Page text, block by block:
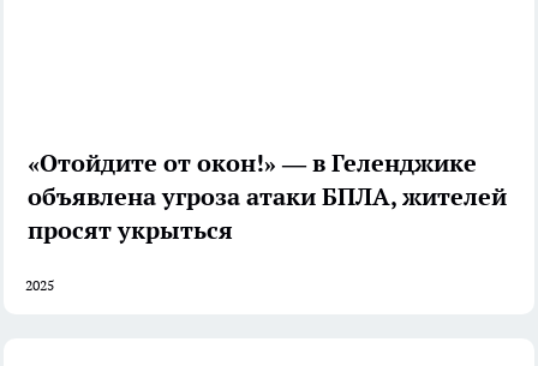
«Отойдите от окон!» — в Геленджике
объявлена угроза атаки БПЛА, жителей
просят укрыться
2025